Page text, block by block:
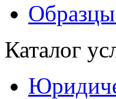
Каталог